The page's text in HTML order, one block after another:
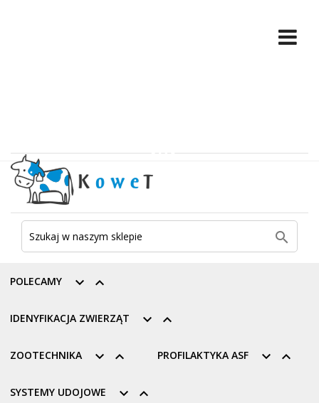

 
POLECAMY
 
IDENYFIKACJA ZWIERZĄT
 
ZOOTECHNIKA  
PROFILAKTYKA ASF
 
SYSTEMY UDOJOWE